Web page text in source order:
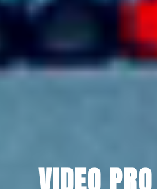
VIDEO